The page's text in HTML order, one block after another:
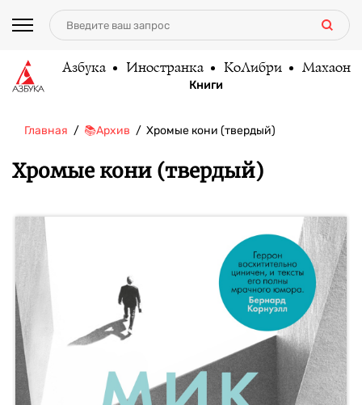
Азбука Иностранка КоЛибри Махаон
Книги
Главная 📚Архив Хромые кони (твердый)
Хромые кони (твердый)